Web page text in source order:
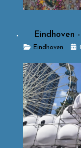
Eindhoven
DetailsEindhoven